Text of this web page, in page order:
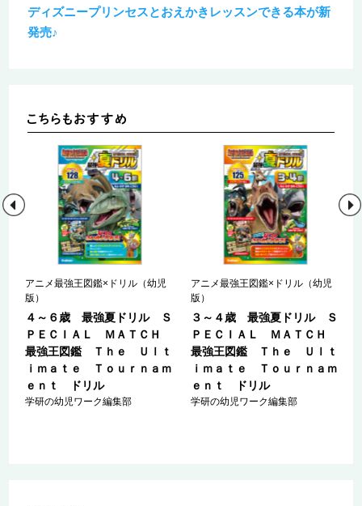
ディズニープリンセスとおえかきレッスンできる本が新
発売♪
アニメ最強王図鑑×ドリル（幼児
版）
４～６歳 最強夏ドリル Ｓ
ＰＥＣＩＡＬ ＭＡＴＣＨ
最強王図鑑 Ｔｈｅ Ｕｌｔ
ｉｍａｔｅ Ｔｏｕｒｎａｍ
ｅｎｔ ドリル
学研の幼児ワーク編集部
アニメ最強王図鑑×ドリル（幼児
版）
３～４歳 最強夏ドリル Ｓ
ＰＥＣＩＡＬ ＭＡＴＣＨ
最強王図鑑 Ｔｈｅ Ｕｌｔ
ｉｍａｔｅ Ｔｏｕｒｎａｍ
ｅｎｔ ドリル
学研の幼児ワーク編集部